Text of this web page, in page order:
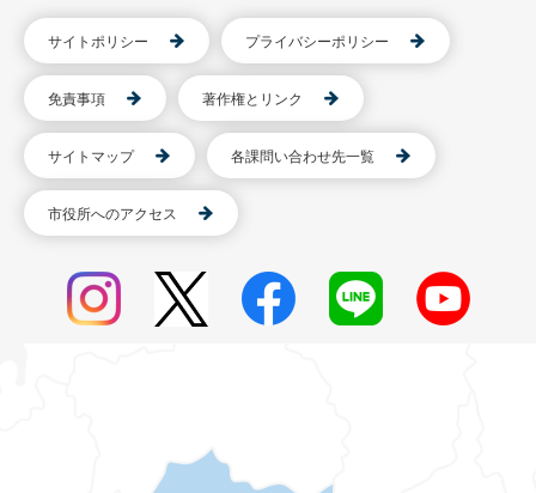
サイトポリシー プライバシーポリシー
免責事項 著作権とリンク
サイトマップ 各課問い合わせ先一覧
市役所へのアクセス